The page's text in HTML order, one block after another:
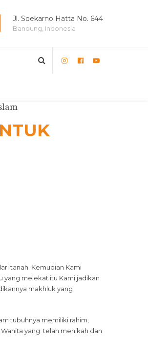
Jl. Soekarno Hatta No. 644
Bandung, Indonesia
tanah. Kemudian Kami
yang melekat itu Kami jadikan
makhluk yang
tubuhnya memiliki rahim,
yang telah menikah dan